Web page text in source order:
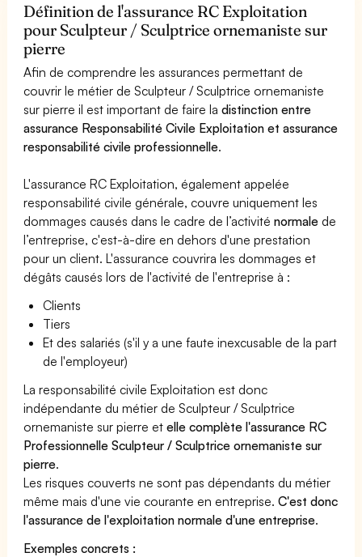
Définition de l'assurance RC Exploitation
pour Sculpteur / Sculptrice ornemaniste sur
pierre
Afin de comprendre les assurances permettant de
couvrir le métier de Sculpteur / Sculptrice ornemaniste
sur pierre il est important de faire ladistinction entre
assurance Responsabilité Civile Exploitation et assurance
responsabilité civile professionnelle.
L'assurance RC Exploitation, également appelée
responsabilité civile générale, couvre uniquement les
dommages causés dans le cadre de l’activiténormale de
l’entreprise, c'est-à-dire en dehors d'une prestation
pour un client. L'assurance couvrira les dommages et
dégâts causés lors de l'activité de l'entreprise à :
Clients
Tiers
Et des salariés (s'il y a une faute inexcusable de la part
de l'employeur)
La responsabilité civile Exploitation est donc
indépendante du métier de Sculpteur / Sculptrice
ornemaniste sur pierre etelle complète l'assurance RC
Professionnelle Sculpteur / Sculptrice ornemaniste sur
pierre.
Les risques couverts ne sont pas dépendants du métier
même mais d'une vie courante en entreprise.C'est donc
l'assurance de l'exploitation normale d'une entreprise.
Exemples concrets :